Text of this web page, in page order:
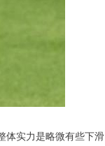
体实力是略微有些下滑